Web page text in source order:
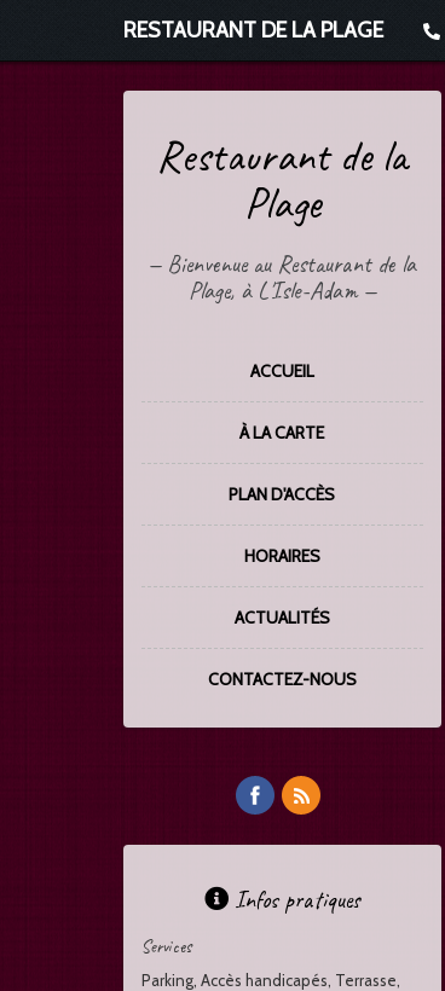
RESTAURANT DE LA PLAGE
Restaurant de la
Plage
—Bienvenue au Restaurant de la
Plage, à L'Isle-Adam —
ACCUEIL
À LA CARTE
PLAN D'ACCÈS
HORAIRES
ACTUALITÉS
CONTACTEZ-NOUS
Infos pratiques
Services
Parking, Accès handicapés, Terrasse,